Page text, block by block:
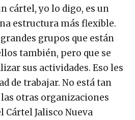
cártel, yo lo digo, es un
estructura más flexible.
grupos que están
también, pero que se
sus actividades. Eso les
de trabajar. No está tan
otras organizaciones
Jalisco Nueva